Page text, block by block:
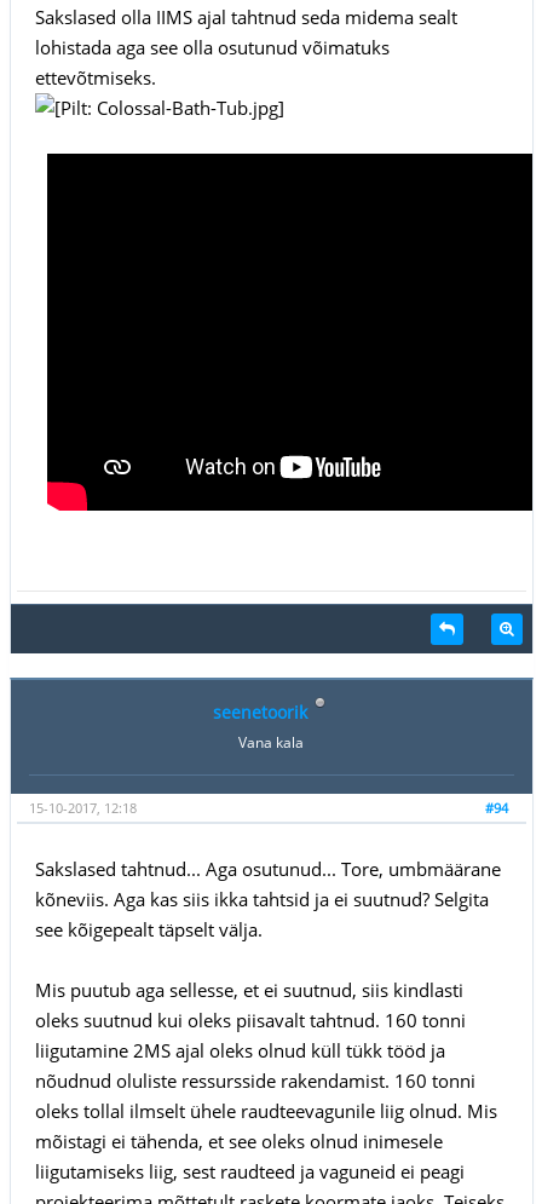
Sakslased olla IIMS ajal tahtnud seda midema sealt
lohistada aga see olla osutunud võimatuks
ettevõtmiseks.
seenetoorik
Vana kala
#94
15-10-2017, 12:18
Sakslased tahtnud... Aga osutunud... Tore, umbmäärane
kõneviis. Aga kas siis ikka tahtsid ja ei suutnud? Selgita
see kõigepealt täpselt välja.
Mis puutub aga sellesse, et ei suutnud, siis kindlasti
oleks suutnud kui oleks piisavalt tahtnud. 160 tonni
liigutamine 2MS ajal oleks olnud küll tükk tööd ja
nõudnud oluliste ressursside rakendamist. 160 tonni
oleks tollal ilmselt ühele raudteevagunile liig olnud. Mis
mõistagi ei tähenda, et see oleks olnud inimesele
liigutamiseks liig, sest raudteed ja vaguneid ei peagi